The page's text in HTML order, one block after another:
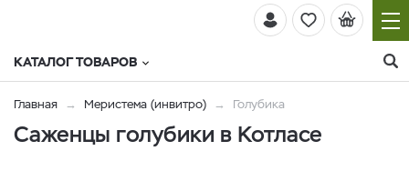
КАТАЛОГ ТОВАРОВ
Главная Меристема (инвитро) Голубика
Саженцы голубики в Котласе